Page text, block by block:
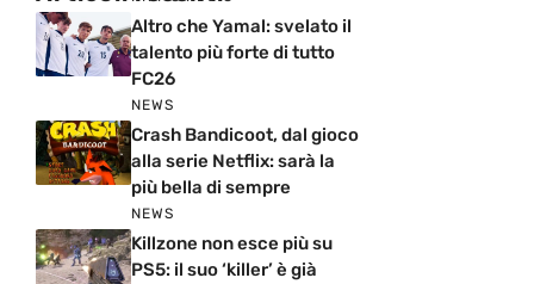
Altro che Yamal: svelato il
talento più forte di tutto
FC26
NEWS
Crash Bandicoot, dal gioco
alla serie Netflix: sarà la
più bella di sempre
NEWS
Killzone non esce più su
PS5: il suo ‘killer’ è già